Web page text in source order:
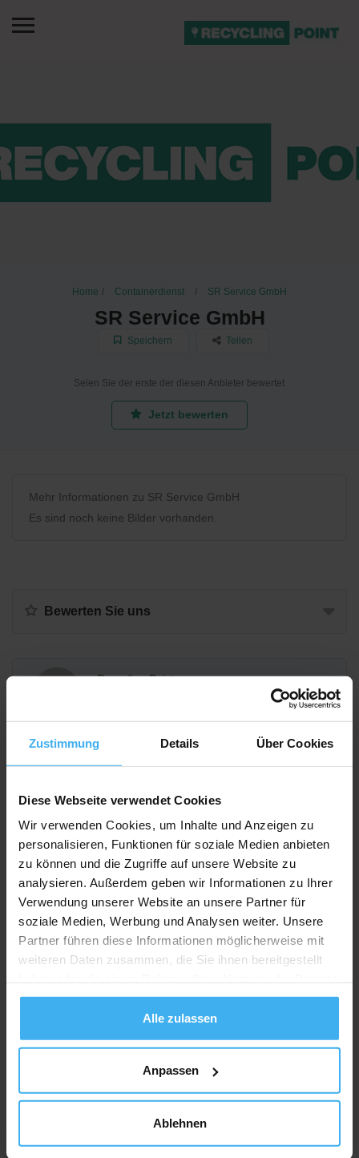
Zustimmung Details Über Cookies
Diese Webseite verwendet Cookies
Wir verwenden Cookies, um Inhalte und Anzeigen zu
personalisieren, Funktionen für soziale Medien anbieten
zu können und die Zugriffe auf unsere Website zu
analysieren. Außerdem geben wir Informationen zu Ihrer
Verwendung unserer Website an unsere Partner für
soziale Medien, Werbung und Analysen weiter. Unsere
Partner führen diese Informationen möglicherweise mit
weiteren Daten zusammen, die Sie ihnen bereitgestellt
gesammelt haben.
Alle zulassen
Anpassen
Ablehnen
Home Containerdienst SR Service GmbH
SR Service GmbH
Speichern Teilen
Seien Sie der erste der diesen Anbieter bewertet
Jetzt bewerten
Mehr Informationen zu SR Service GmbH
Es sind noch keine Bilder vorhanden.
Bewerten Sie uns
Recycling Point
Alle Öffnungszeiten